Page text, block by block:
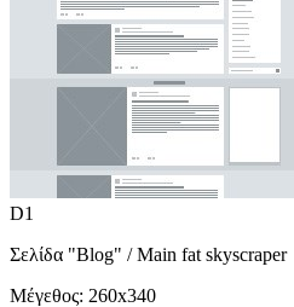
D1
Σελίδα "Blog" / Main fat skyscraper
Μέγεθος: 260x340